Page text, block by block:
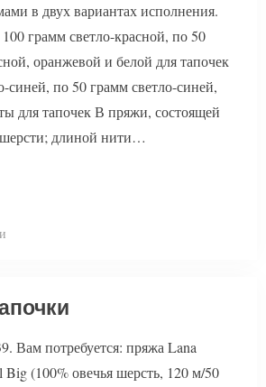
в двух вариантах исполнения.
грамм светло-красной, по 50
оранжевой и белой для тапочек
синей, по 50 грамм светло-синей,
для тапочек В пряжи, состоящей
шерсти; длиной нити…
Вам потребуется: пряжа Lana
Big (100% овечья шерсть, 120 м/50